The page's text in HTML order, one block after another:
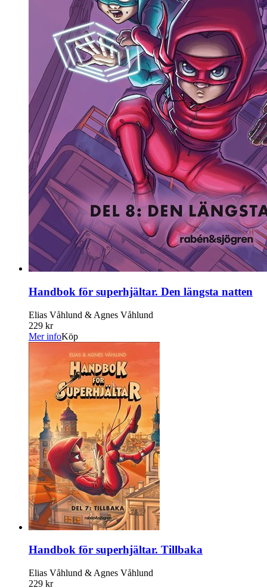
Handbok för superhjältar. Den längsta natten
Elias Våhlund & Agnes Våhlund
229 kr
Mer infoKöp
Handbok för superhjältar. Tillbaka
Elias Våhlund & Agnes Våhlund
229 kr